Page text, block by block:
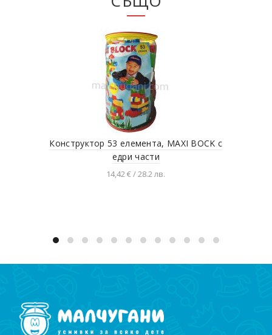
Конструктор 53 елемента, MAXI BOCK с
едри части
14,42 € / 28.2 лв.